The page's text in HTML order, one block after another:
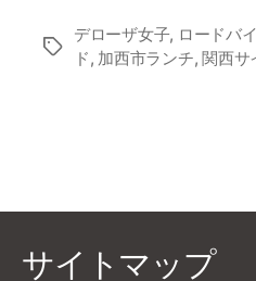
タ
デローザ女子, ロードバ
ド, 加西市ランチ,関西サ
サイトマップ